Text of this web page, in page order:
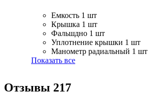
Емкость 1 шт
Крышка 1 шт
Фальшдно 1 шт
Уплотнение крышки 1 шт
Манометр радиальный 1 шт
Показать все
Отзывы 217